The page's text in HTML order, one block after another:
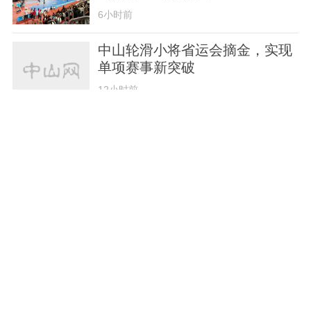
6小时前
中山轮滑小将省运会摘金，实现
单项赛事新突破
12小时前